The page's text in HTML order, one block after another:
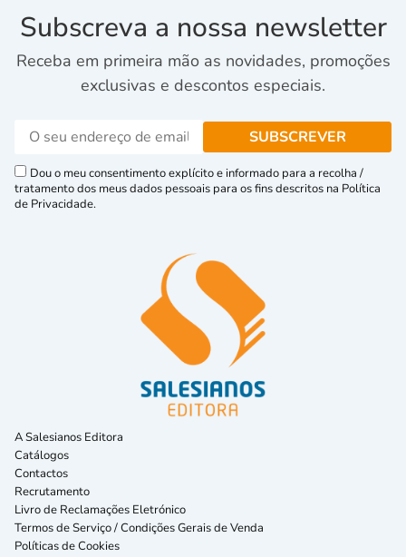
Subscreva a nossa newsletter
Receba em primeira mão as novidades, promoções
exclusivas e descontos especiais.
Dou o meu consentimento explícito e informado para a recolha /
tratamento dos meus dados pessoais para os fins descritos na Política
de Privacidade.
A Salesianos Editora
Catálogos
Contactos
Recrutamento
Livro de Reclamações Eletrónico
Termos de Serviço / Condições Gerais de Venda
Políticas de Cookies